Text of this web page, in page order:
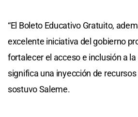
“El Boleto Educativo Gratuito,
excelente iniciativa del gobierno
fortalecer el acceso e inclusión a
significa una inyección de recursos
sostuvo Saleme.